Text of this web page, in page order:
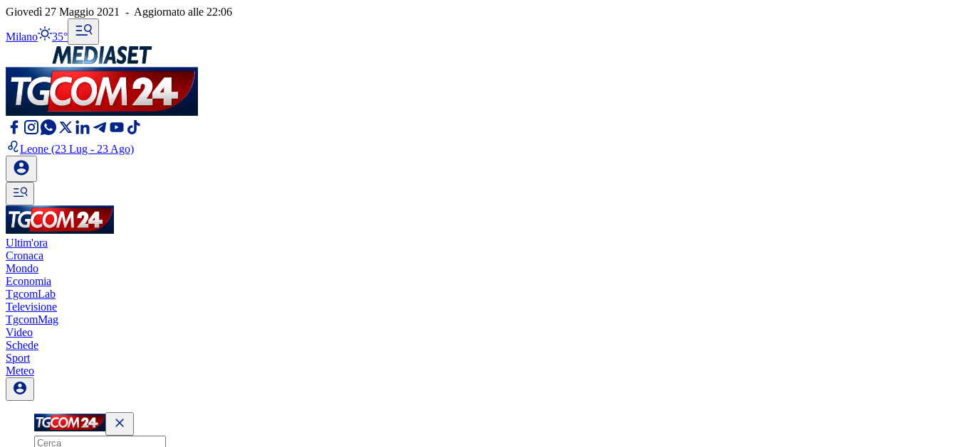
Giovedì 27 Maggio 2021 - Aggiornato alle 22:06
Milano 35°
Leone (23 Lug - 23 Ago)
Ultim'ora
Cronaca
Mondo
Economia
TgcomLab
Televisione
TgcomMag
Video
Schede
Sport
Meteo